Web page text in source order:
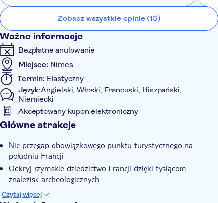
Romains ont su élever les Gaulois les plus billants dans la
Zobacz wszystkie opinie (15)
Ważne informacje
Bezpłatne anulowanie
Miejsce: Nimes
Termin: Elastyczny
Język:Angielski, Włoski, Francuski, Hiszpański,
Niemiecki
Akceptowany kupon elektroniczny
Informacje dodatkowe
Bez kolejki
Wliczone są opłaty za wstęp
Główne atrakcje
Nie przegap obowiązkowego punktu turystycznego na
południu Francji
Odkryj rzymskie dziedzictwo Francji dzięki tysiącom
znalezisk archeologicznych
Ciesz się wyjątkową lokalizacją z najlepszymi widokami na
Czytaj więcej